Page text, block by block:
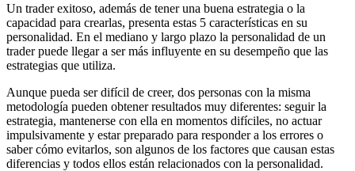
Un trader exitoso, además de tener una buena estrategia o la
capacidad para crearlas, presenta estas 5 características en su
personalidad. En el mediano y largo plazo la personalidad de un
trader puede llegar a ser más influyente en su desempeño que las
estrategias que utiliza.
Aunque pueda ser difícil de creer, dos personas con la misma
metodología pueden obtener resultados muy diferentes: seguir la
estrategia, mantenerse con ella en momentos difíciles, no actuar
impulsivamente y estar preparado para responder a los errores o
saber cómo evitarlos, son algunos de los factores que causan estas
diferencias y todos ellos están relacionados con la personalidad.